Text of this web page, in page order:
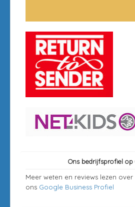
Ons bedrijfsprofiel op
Meer weten en reviews lezen over
ons Google Business Profiel